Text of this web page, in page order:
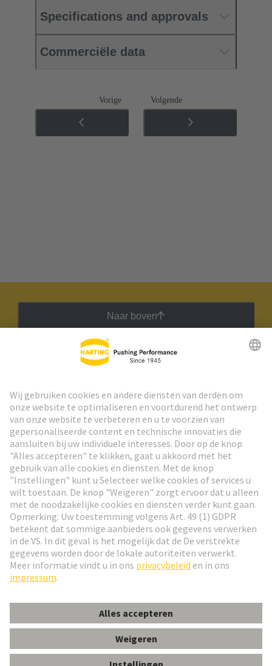
Specifications and approvals
Commerciële data
Vorige Volgende
Naar boven
Ga naar registratie
Social Media
© HARTING Technology Group
AfdrukPrivacybeleid Cookie-instellingen
Gebruiksvoorwaarden